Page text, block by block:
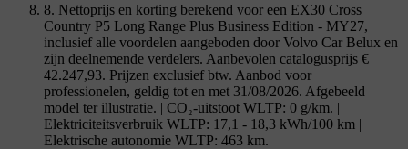
8. Nettoprijs en korting berekend voor een EX30 Cross
Country P5 Long Range Plus Business Edition - MY27,
inclusief alle voordelen aangeboden door Volvo Car Belux en
zijn deelnemende verdelers. Aanbevolen catalogusprijs €
42.247,93. Prijzen exclusief btw. Aanbod voor
professionelen, geldig tot en met 31/08/2026. Afgebeeld
model ter illustratie. | CO₂-uitstoot WLTP: 0 g/km. |
Elektriciteitsverbruik WLTP: 17,1 - 18,3 kWh/100 km |
Elektrische autonomie WLTP: 463 km.